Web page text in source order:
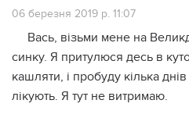
06 березня 2019 р. 11:07
Вась, візьми мене на
синку. Я притулюся десь в
кашляти, і пробуду кілька
лікують. Я тут не витримаю.